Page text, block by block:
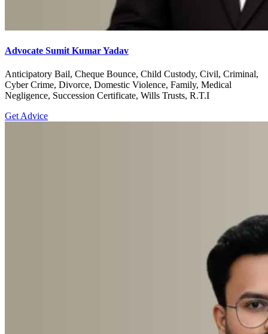
Advocate Sumit Kumar Yadav
Anticipatory Bail, Cheque Bounce, Child Custody, Civil, Criminal,
Cyber Crime, Divorce, Domestic Violence, Family, Medical
Negligence, Succession Certificate, Wills Trusts, R.T.I
Get Advice